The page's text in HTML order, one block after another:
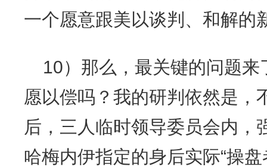
一个愿意跟美以谈判、和解的
10）那么，最关键的问题
愿以偿吗？我的研判依然是，
后，三人临时领导委员会内，
哈梅内伊指定的身后实际“操